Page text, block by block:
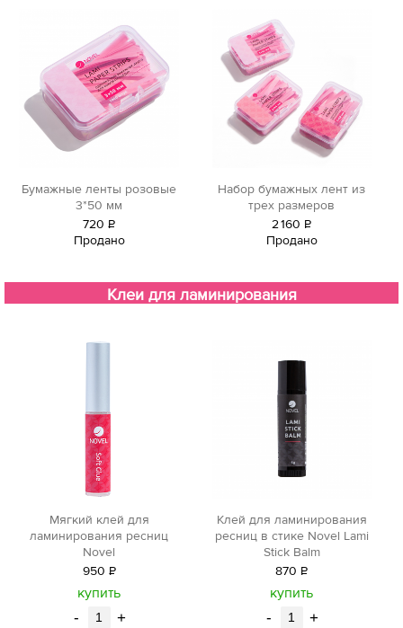
Бумажные ленты розовые
3*50 мм
720 Р
уб.
Продано
Набор бумажных лент из
трех размеров
2160 Р
уб.
Продано
Клеи для ламинирования
Мягкий клей для
ламинирования ресниц
Novel
950 Р
уб.
купить
- +
Клей для ламинирования
ресниц в стике Novel Lami
Stick Balm
870 Р
уб.
купить
- +